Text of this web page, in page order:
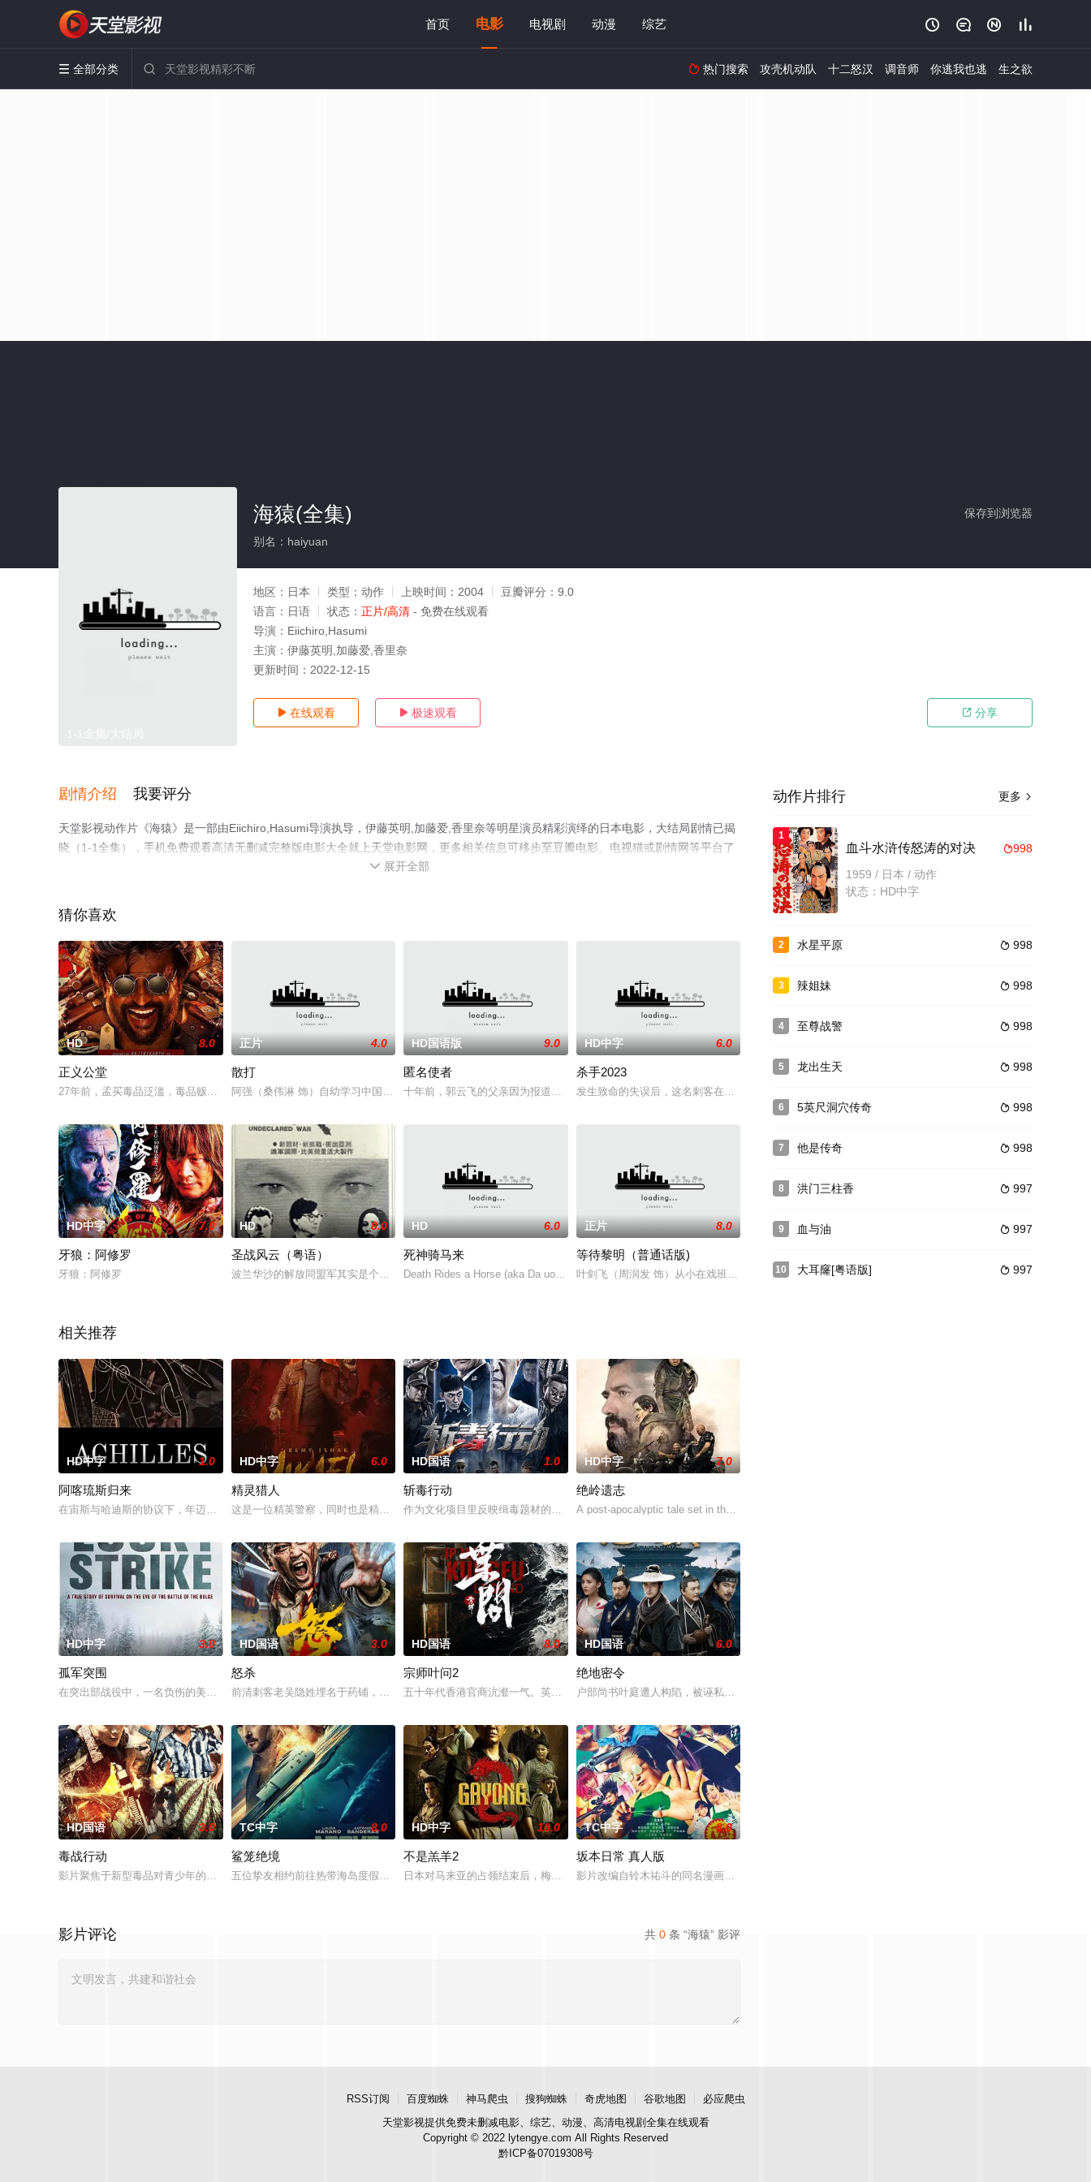
首页 电影 电视剧 动漫 综艺    
 全部分类   热门搜索 攻壳机动队 十二怒汉 调音师 你逃我也逃 生之欲
保存到浏览器
海猿(全集)
别名：haiyuan
地区： 日本 类型： 动作 上映时间： 2004 豆瓣评分： 9.0
语言： 日语 状态： 正片/高清 - 免费在线观看
导演： Eiichiro,Hasumi
主演： 伊藤英明,加藤爱,香里奈
更新时间： 2022-12-15
 在线观看  极速观看  分享
剧情介绍 我要评分
天堂影视动作片《海猿》是一部由Eiichiro,Hasumi导演执导，伊藤英明,加藤爱,香里奈等明星演员精彩演绎的日本电影，大结局剧情已揭
晓（1-1全集），手机免费观看高清无删减完整版电影大全就上天堂电影网，更多相关信息可移步至豆瓣电影、电视猫或剧情网等平台了
 展开全部
猜你喜欢
HD 8.0
正义公堂
27年前，孟买毒品泛滥，毒品贩子哈里·乔普拉甚至纵火烧死博里瓦里17名警察，致使警
正片 4.0
散打
阿强（桑伟淋 饰）自幼学习中国武术，并在某次武术比赛之中取得了冠军的头衔，然而，自
HD国语版 9.0
匿名使者
十年前，郭云飞的父亲因为报道一起CZ12文物走私案件而失踪，郭云飞为了查出事件真相
HD中字 6.0
杀手2023
发生致命的失误后，这名刺客在一场国际追捕行动之中与雇主们和他自己展开对抗 — 而他
HD中字 7.0
牙狼：阿修罗
牙狼：阿修罗
HD 8.0
圣战风云（粤语）
波兰华沙的解放同盟军其实是个打着革命旗号的恐怖组织，为了显示自己的力量，他们准备在
HD 6.0
死神骑马来
Death Rides a Horse (aka Da uomo a uomo,
正片 8.0
等待黎明（普通话版)
叶剑飞（周润发 饰）从小在戏班长大，对生活现状很是不满意的他一直想要到美国，希望能
相关推荐
HD中字 1.0
阿喀琉斯归来
在宙斯与哈迪斯的协议下，年迈的阿喀琉斯被忒提斯从冥界释放至现代世界，他必须直面新世
HD中字 6.0
精灵猎人
这是一位精英警察，同时也是精灵猎手。在调查一系列血腥谋杀案的过程中，他面临着来自超
HD国语 1.0
斩毒行动
作为文化项目里反映缉毒题材的电影《斩毒行动》以“枪战”、“战友情”、“卧底”、“父
HD中字 7.0
绝岭遗志
A post-apocalyptic tale set in the west B
HD中字 3.0
孤军突围
在突出部战役中，一名负伤的美军士兵被困在饱受战火摧残的比利时敌后，他凭借机智、训练
HD国语 3.0
怒杀
前清刺客老吴隐姓埋名于药铺，却为守护单亲母女小茜和依依，被迫出手击杀黑帮一伙而暴露
HD国语 8.0
宗师叶问2
五十年代香港官商沆瀣一气。英商勾结黑帮强拆工厂压榨劳工，叶问挺身仗义执言，遭多方联
HD国语 6.0
绝地密令
户部尚书叶庭遭人构陷，被诬私贪国库银两，身陷囹圄在即，叶庭急召其子叶护相见。叶护心
HD国语 3.0
毒战行动
影片聚焦于新型毒品对青少年的危害，对社会秩序的破坏为主题，旨在通过电影让观众意识到
TC中字 8.0
鲨笼绝境
五位挚友相约前往热带海岛度假，计划在碧蓝海域中体验刺激的鲨鱼笼潜水，同时享受奢靡的
HD中字 10.0
不是羔羊2
日本对马来亚的占领结束后，梅尔在新加坡的特别行动组担任警察。这一次，他要对付的是黑
TC中字 8.0
坂本日常 真人版
影片改编自铃木祐斗的同名漫画，天才杀手主人公·坂本太郎（目黑莲 饰）因对在便利店工
共 0 条 “海猿” 影评
影片评论
更多 
动作片排行
1
998
血斗水浒传怒涛的对决
1959 / 日本 / 动作
状态：HD中字
2  998
水星平原
3  998
辣姐妹
4  998
至尊战警
5  998
龙出生天
6  998
5英尺洞穴传奇
7  998
他是传奇
8  997
洪门三柱香
9  997
血与油
10  997
大耳窿[粤语版]
RSS订阅 百度蜘蛛 神马爬虫 搜狗蜘蛛 奇虎地图 谷歌地图
必应爬虫
天堂影视提供免费未删减电影、综艺、动漫、高清电视剧全集在线观看
Copyright © 2022 lytengye.com All Rights Reserved
黔ICP备07019308号